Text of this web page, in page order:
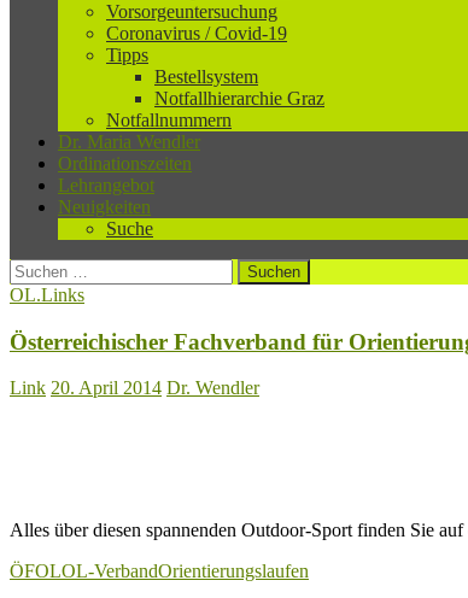
Vorsorgeuntersuchung
Coronavirus / Covid-19
Tipps
Bestellsystem
Notfallhierarchie Graz
Notfallnummern
Dr. Maria Wendler
Ordinationszeiten
Lehrangebot
Neuigkeiten
Suche
Suchen
nach:
OL.Links
Österreichischer Fachverband für
Link 20. April 2014 Dr. Wendler
Alles über diesen spannenden Outdoor-Sport finden Sie
ÖFOLOL-VerbandOrientierungslaufen